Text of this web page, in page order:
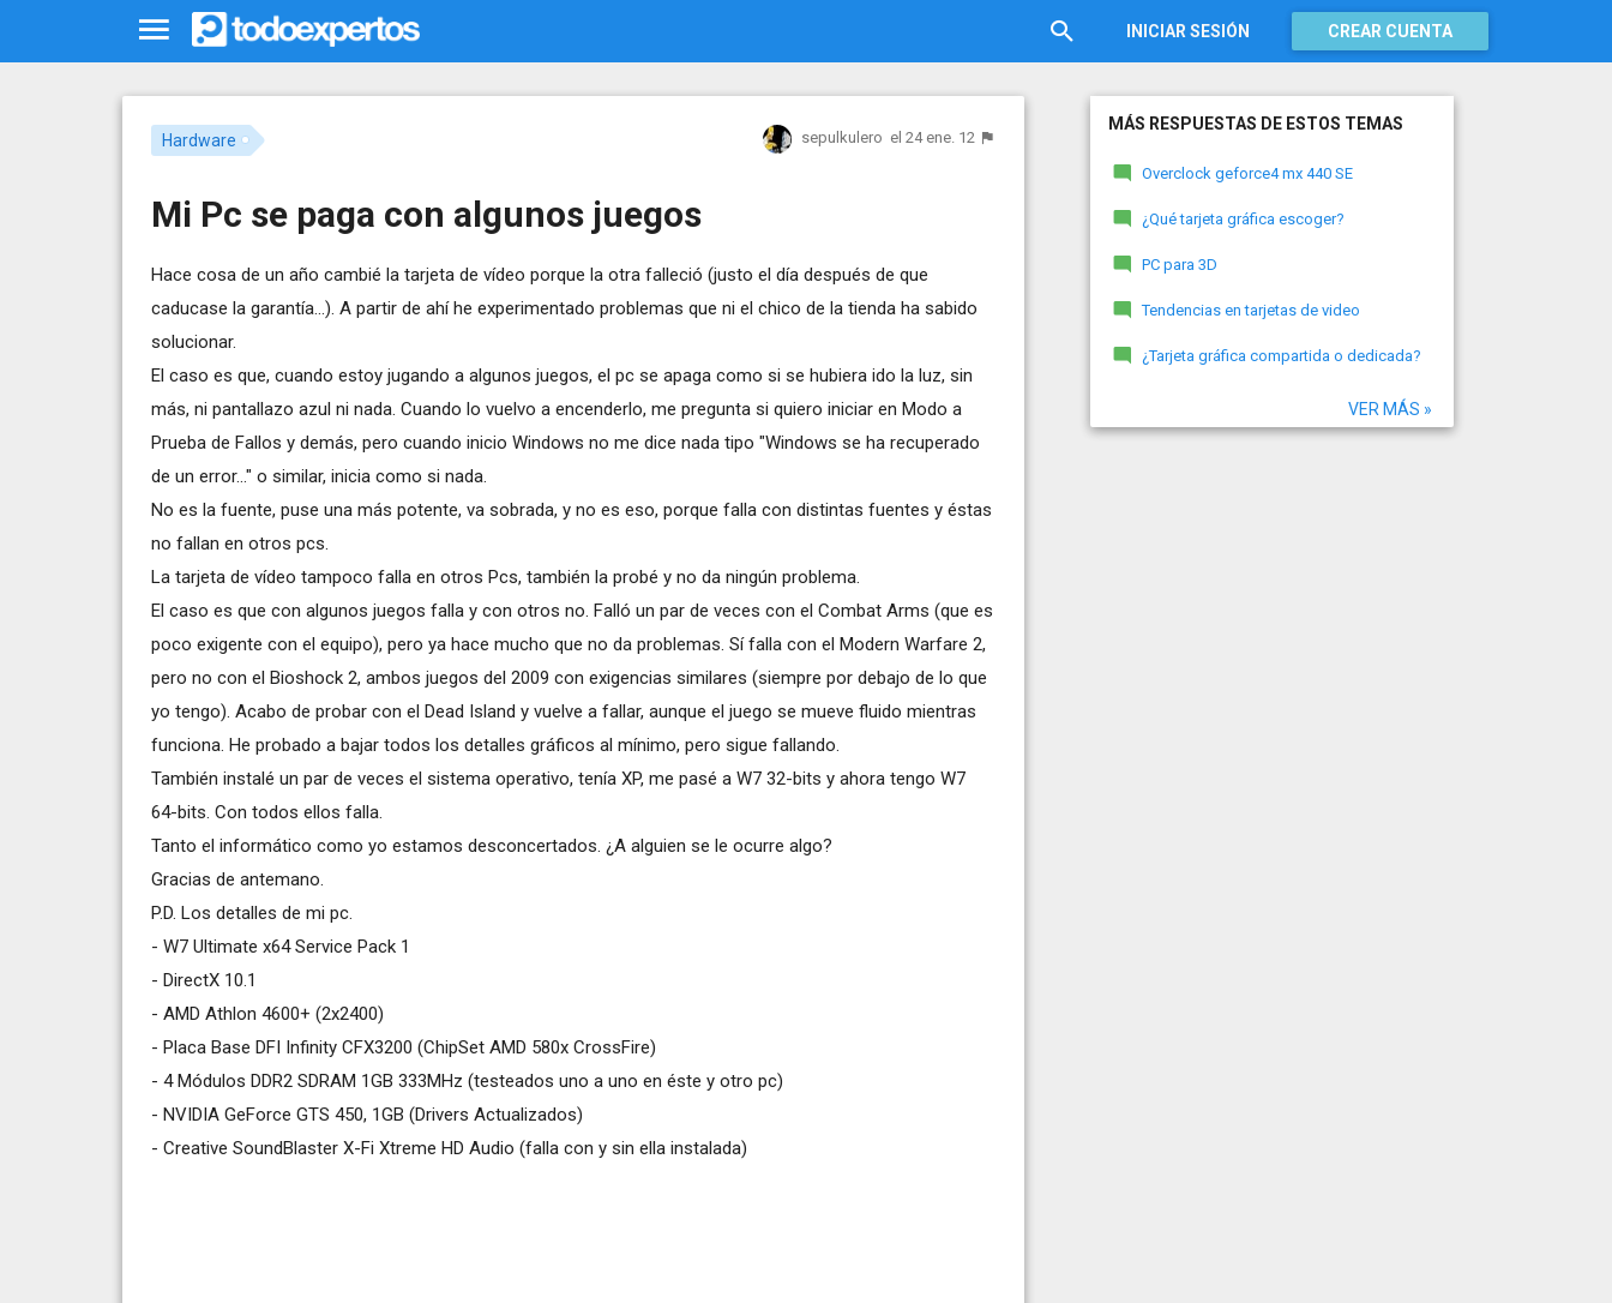
INICIAR SESIÓN CREAR CUENTA
Hardware sepulkulero el 24 ene. 12
Mi Pc se paga con algunos juegos
Hace cosa de un año cambié la tarjeta de vídeo porque la otra falleció (justo el día después de que
caducase la garantía...). A partir de ahí he experimentado problemas que ni el chico de la tienda ha sabido
solucionar.
El caso es que, cuando estoy jugando a algunos juegos, el pc se apaga como si se hubiera ido la luz, sin
más, ni pantallazo azul ni nada. Cuando lo vuelvo a encenderlo, me pregunta si quiero iniciar en Modo a
Prueba de Fallos y demás, pero cuando inicio Windows no me dice nada tipo "Windows se ha recuperado
de un error..." o similar, inicia como si nada.
No es la fuente, puse una más potente, va sobrada, y no es eso, porque falla con distintas fuentes y éstas
no fallan en otros pcs.
La tarjeta de vídeo tampoco falla en otros Pcs, también la probé y no da ningún problema.
El caso es que con algunos juegos falla y con otros no. Falló un par de veces con el Combat Arms (que es
poco exigente con el equipo), pero ya hace mucho que no da problemas. Sí falla con el Modern Warfare 2,
pero no con el Bioshock 2, ambos juegos del 2009 con exigencias similares (siempre por debajo de lo que
yo tengo). Acabo de probar con el Dead Island y vuelve a fallar, aunque el juego se mueve fluido mientras
funciona. He probado a bajar todos los detalles gráficos al mínimo, pero sigue fallando.
También instalé un par de veces el sistema operativo, tenía XP, me pasé a W7 32-bits y ahora tengo W7
64-bits. Con todos ellos falla.
Tanto el informático como yo estamos desconcertados. ¿A alguien se le ocurre algo?
Gracias de antemano.
P.D. Los detalles de mi pc.
- W7 Ultimate x64 Service Pack 1
- DirectX 10.1
- AMD Athlon 4600+ (2x2400)
- Placa Base DFI Infinity CFX3200 (ChipSet AMD 580x CrossFire)
- 4 Módulos DDR2 SDRAM 1GB 333MHz (testeados uno a uno en éste y otro pc)
- NVIDIA GeForce GTS 450, 1GB (Drivers Actualizados)
- Creative SoundBlaster X-Fi Xtreme HD Audio (falla con y sin ella instalada)
MÁS RESPUESTAS DE ESTOS TEMAS
Overclock geforce4 mx 440 SE
¿Qué tarjeta gráfica escoger?
PC para 3D
Tendencias en tarjetas de video
¿Tarjeta gráfica compartida o dedicada?
VER MÁS »